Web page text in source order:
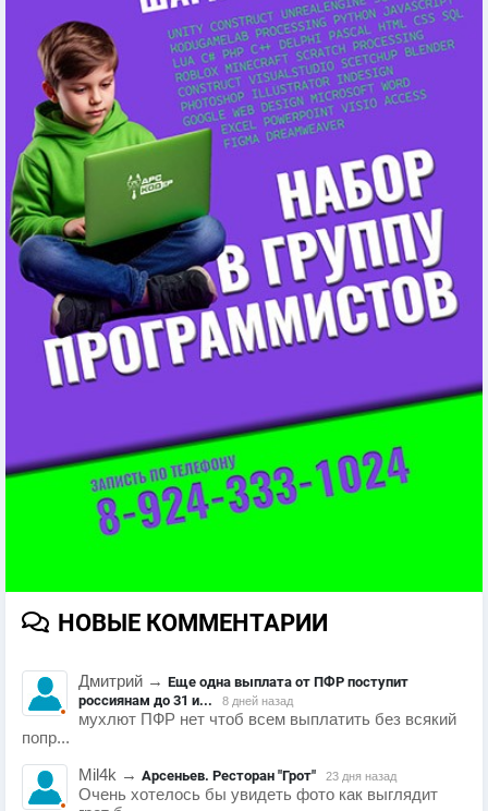
НОВЫЕ КОММЕНТАРИИ
Дмитрий → Еще одна выплата от ПФР поступит
россиянам до 31 и...
8 дней назад
мухлют ПФР нет чтоб всем выплатить без всякий
попр...
Mil4k → Арсеньев. Ресторан "Грот" 23 дня назад
Очень хотелось бы увидеть фото как выглядит